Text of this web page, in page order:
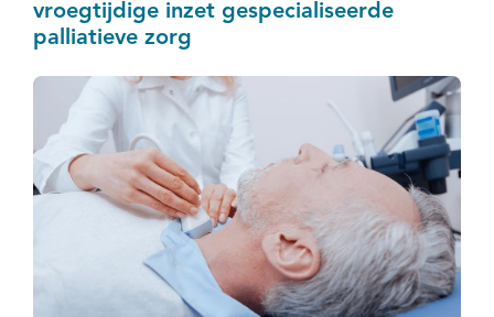
vroegtijdige inzet gespecialiseerde
palliatieve zorg